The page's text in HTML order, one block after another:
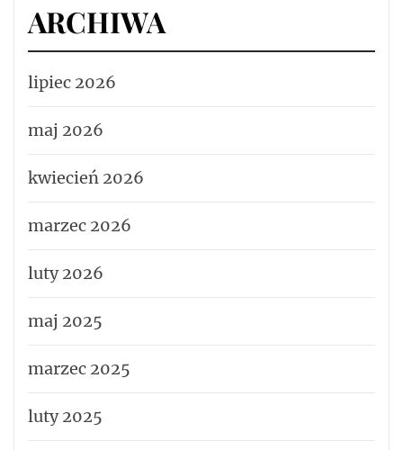
ARCHIWA
lipiec 2026
maj 2026
kwiecień 2026
marzec 2026
luty 2026
maj 2025
marzec 2025
luty 2025